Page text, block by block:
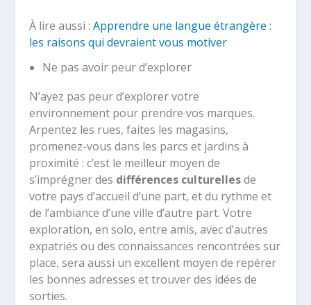
À lire aussi :Apprendre une langue étrangère :
les raisons qui devraient vous motiver
Ne pas avoir peur d’explorer
N’ayez pas peur d’explorer votre
environnement pour prendre vos marques.
Arpentez les rues, faites les magasins,
promenez-vous dans les parcs et jardins à
proximité : c’est le meilleur moyen de
s’imprégner des différences culturellesde
votre pays d’accueil d’une part, et du rythme et
de l’ambiance d’une ville d’autre part. Votre
exploration, en solo, entre amis, avec d’autres
expatriés ou des connaissances rencontrées sur
place, sera aussi un excellent moyen de repérer
les bonnes adresses et trouver des idées de
sorties.